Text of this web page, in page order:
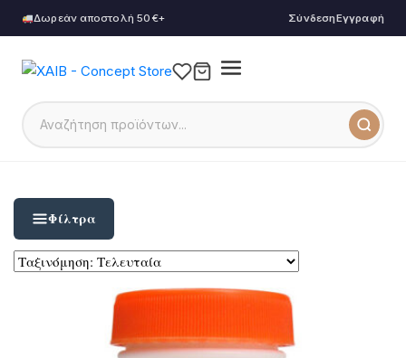
Δωρεάν αποστολή 50€+ ΣύνδεσηΕγγραφή
Φίλτρα